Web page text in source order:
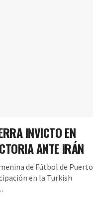
INVICTO EN
ANTE IRÁN
de Fútbol de Puerto
en la Turkish